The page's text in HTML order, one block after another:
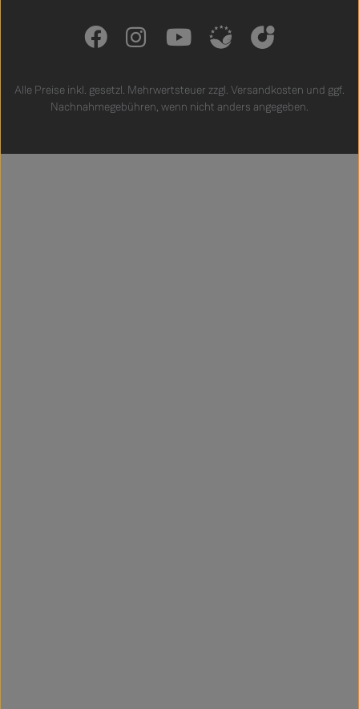
Alle Preise inkl. gesetzl. Mehrwertsteuer zzgl. Versandkosten und ggf.
Nachnahmegebühren, wenn nicht anders angegeben.